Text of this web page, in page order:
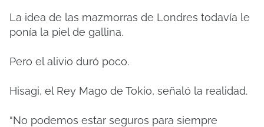
La idea de las mazmorras de Londres todavía le
ponía la piel de gallina.
Pero el alivio duró poco.
Hisagi, el Rey Mago de Tokio, señaló la realidad.
“No podemos estar seguros para siempre